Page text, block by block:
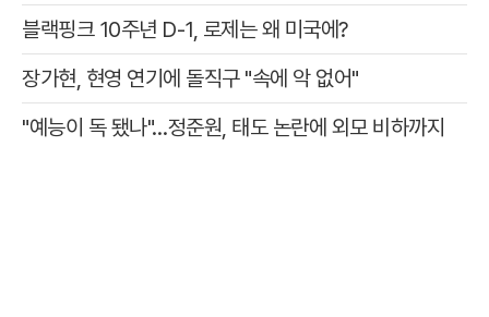
블랙핑크 10주년 D-1, 로제는 왜 미국에?
장가현, 현영 연기에 돌직구 "속에 악 없어"
"예능이 독 됐나"…정준원, 태도 논란에 외모 비하까지